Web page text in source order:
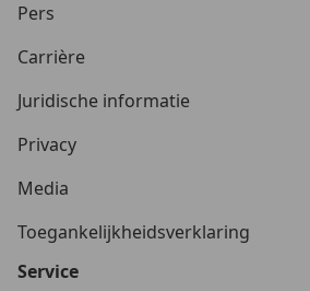
Pers
Carrière
Juridische informatie
Privacy
Media
Toegankelijkheidsverklaring
Service